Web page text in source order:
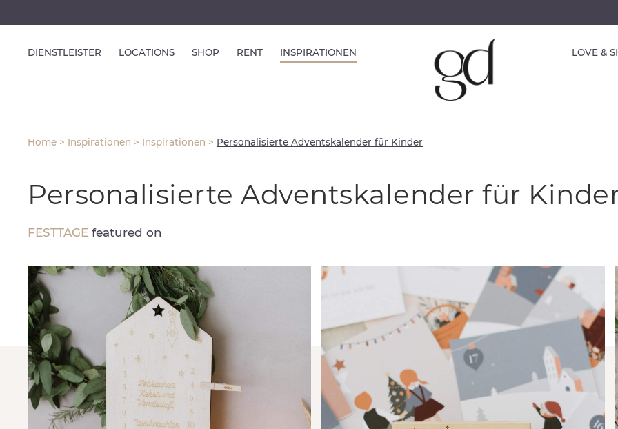
DIENSTLEISTER LOCATIONS SHOP RENT INSPIRATIONEN LOVE &
Home > Inspirationen > Inspirationen > Personalisierte Adventskalender für Kinder
Personalisierte Adventskalender für
FESTTAGE featured on